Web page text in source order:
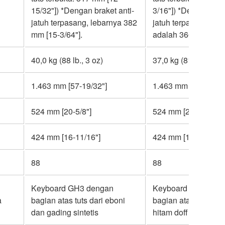
15/32"]) *Dengan braket anti-
jatuh terpasang, lebarnya 382
mm [15-3/64"].
3/16"]) *Dengan
jatuh terpasang,
adalah 366 mm
40,0 kg (88 lb., 3 oz) 37,0 kg (81 lb.,9 oz.)
1.463 mm [57-19/32"] 1.463 mm [57-19/
524 mm [20-5/8"] 524 mm [20-5/8"]
424 mm [16-11/16"] 424 mm [16-11/16"]
88 88
Keyboard GH3 dengan
bagian atas tuts dari eboni
dan gading sintetis
Keyboard GHS
bagian atas tuts
hitam doff